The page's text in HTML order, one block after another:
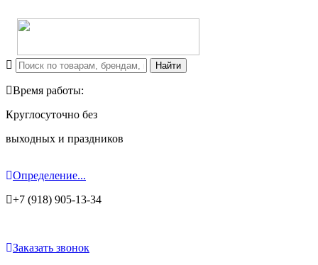
Время работы:
Круглосуточно без
выходных и праздников
Определение...
+7 (918) 905-13-34
Заказать звонок